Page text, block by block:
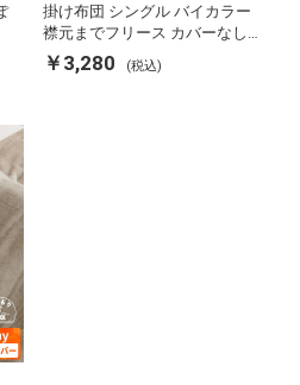
掛け布団 シングル バイカラー
襟元までフリース カバーなしで
使える 軽い 丸洗い 断熱 保温 抗
菌防臭 洗える 防ダニ 軽量 ホコ
￥3,280 (税込)